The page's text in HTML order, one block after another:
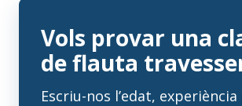
Vols provar una
de flauta
Escriu-nos l’edat,